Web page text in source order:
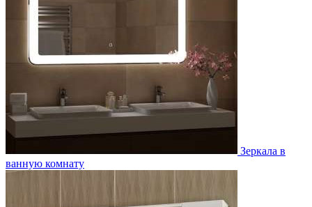
Зеркала в
ванную комнату